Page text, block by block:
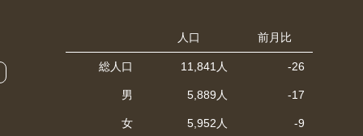
人口 前月比
総人口 11,841人 -26
男 5,889人 -17
女 5,952人 -9